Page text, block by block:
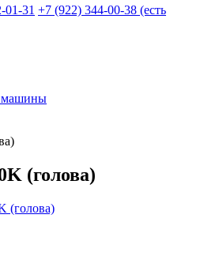
01-31 +7 (922) 344-00-38 (есть
(голова)